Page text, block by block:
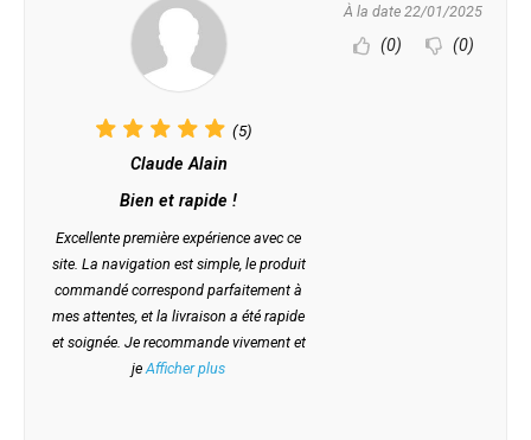
(5)
Claude Alain
Bien et rapide !
Excellente première expérience avec ce
site. La navigation est simple, le produit
commandé correspond parfaitement à
mes attentes, et la livraison a été rapide
et soignée. Je recommande vivement et
je Afficher plus
À la date 22/01/2025
(0) (0)